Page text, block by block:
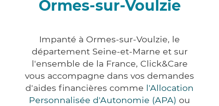
Ormes-sur-Voulzie
Impanté à Ormes-sur-Voulzie, le
département Seine-et-Marne et sur
l'ensemble de la France, Click&Care
vous accompagne dans vos demandes
d'aides financières comme l'Allocation
Personnalisée d'Autonomie (APA) ou